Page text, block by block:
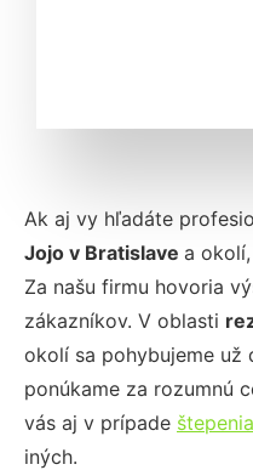
Ak aj vy hľadáte
Jojo v Bratislave a
Za našu firmu hovoria
zákazníkov. V oblasti
okolí sa pohybujeme už
ponúkame za rozumnú
vás aj v prípade
iných.